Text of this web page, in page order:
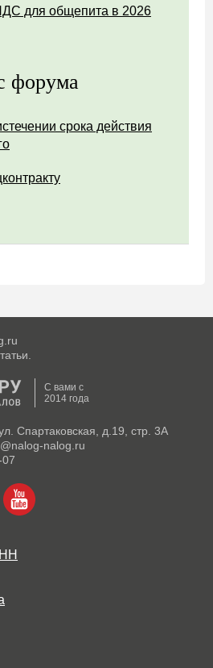
для общепита в 2026
форума
срока действия
С вами с
2014 года
Спартаковская, д.19, стр. 3А
nalog.ru